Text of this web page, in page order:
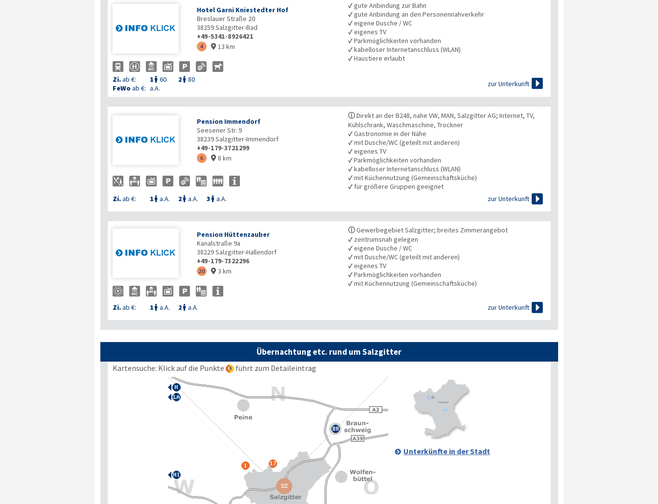
Hotel Garni Kniestedter Hof
Breslauer Straße 20
38259Salzgitter-Bad
+49-5341-8926421
4  13 km
Zi.ab €: 1  60 2  80
FeWo ab €: a.A.
✓gute Anbindung zur Bahn
✓gute Anbindung an den Personennahverkehr
✓eigene Dusche / WC
✓eigenes TV
✓Parkmöglichkeiten vorhanden
✓kabelloser Internetanschluss (WLAN)
✓Haustiere erlaubt
zur Unterkunft 
Pension Immendorf
Seesener Str. 9
38239Salzgitter-Immendorf
+49-179-3721299
6  8 km
Zi.ab €: 1  a.A. 2  a.A. 3  a.A.
ⓘDirekt an der B248, nahe VW, MAN, Salzgitter AG; Internet, TV,
Kühlschrank, Waschmaschine, Trockner
✓Gastronomie in der Nähe
✓mit Dusche/WC (geteilt mit anderen)
✓eigenes TV
✓Parkmöglichkeiten vorhanden
✓kabelloser Internetanschluss (WLAN)
✓mit Küchennutzung (Gemeinschaftsküche)
✓ für größere Gruppen geeignet
zur Unterkunft 
Pension Hüttenzauber
Kanalstraße 9a
38229Salzgitter-Hallendorf
+49-179-7322296
20  3 km
Zi.ab €: 1  a.A. 2  a.A.
ⓘGewerbegebiet Salzgitter; breites Zimmerangebot
✓ zentrumsnah gelegen
✓eigene Dusche / WC
✓mit Dusche/WC (geteilt mit anderen)
✓eigenes TV
✓Parkmöglichkeiten vorhanden
✓mit Küchennutzung (Gemeinschaftsküche)
zur Unterkunft 
Übernachtung etc. rund um Salzgitter
Kartensuche: Klick auf die Punkte führt zum Detaileintrag
Unterkünfte in der Stadt